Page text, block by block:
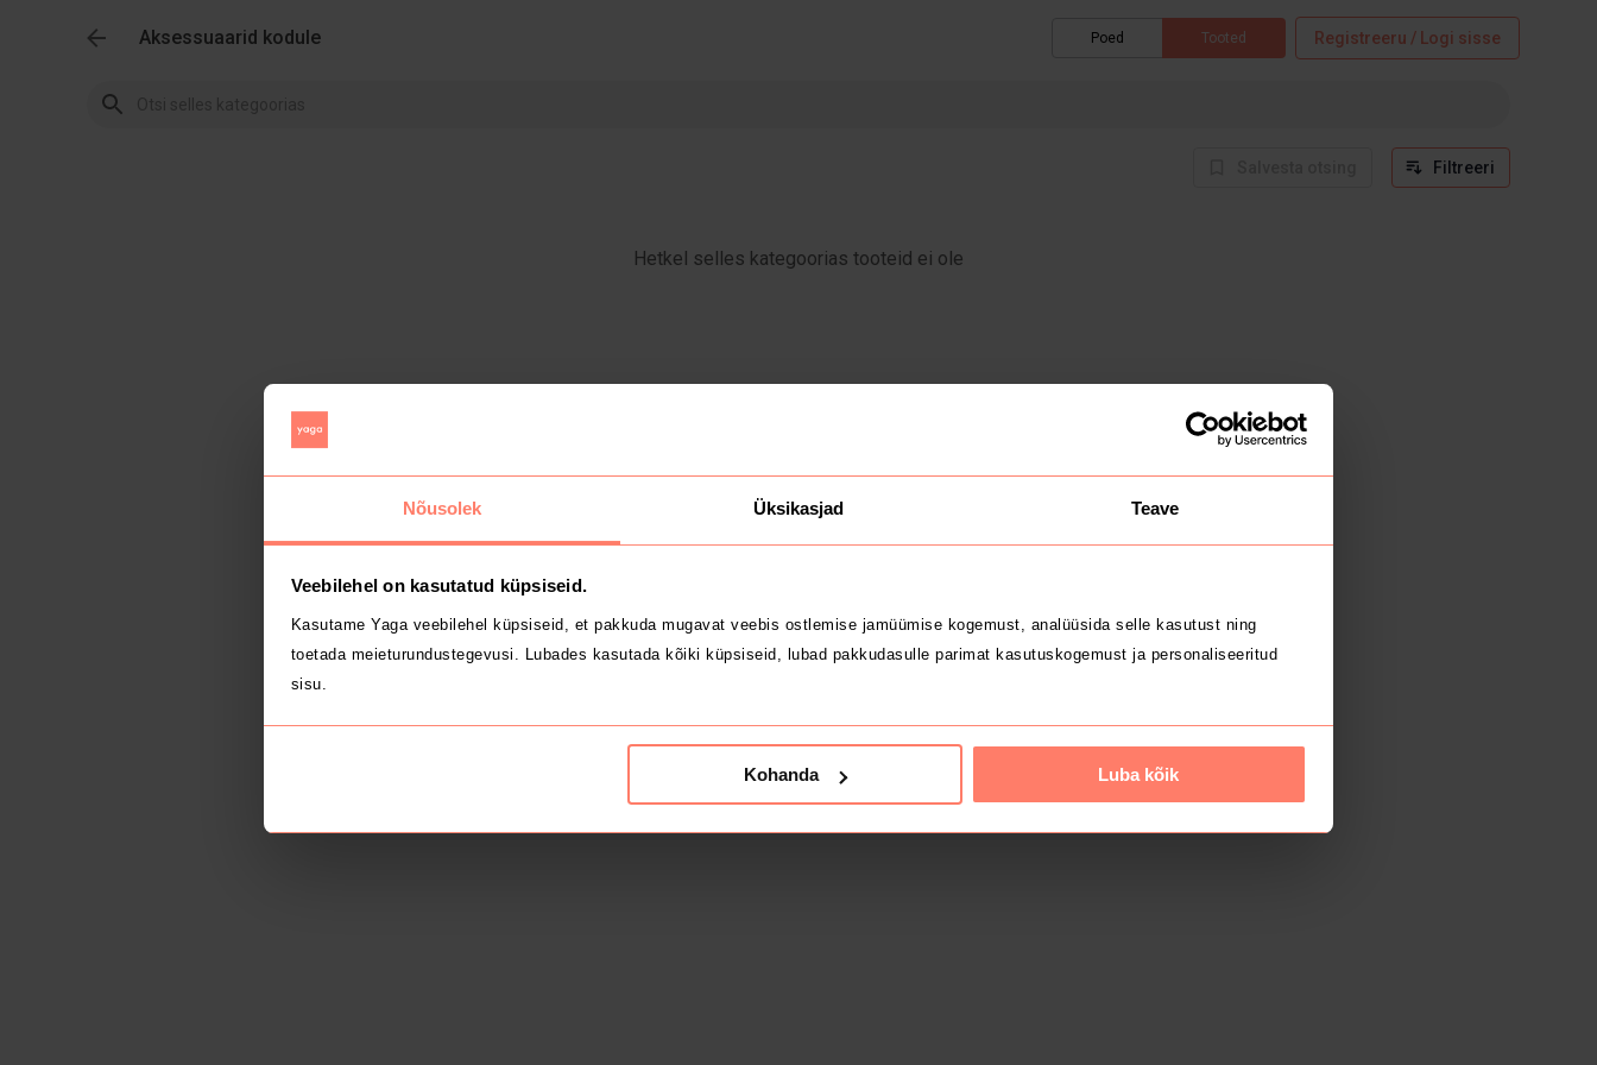
Nõusolek Üksikasjad Teave
Veebilehel on kasutatud küpsiseid.
Kasutame Yaga veebilehel küpsiseid, et pakkuda mugavat veebis ostlemise jamüümise kogemust, analüüsida selle kasutust ning
toetada meieturundustegevusi. Lubades kasutada kõiki küpsiseid, lubad pakkudasulle parimat kasutuskogemust ja personaliseeritud
sisu.
Kohanda Luba kõik
Aksessuaarid kodule Poed Tooted Registreeru / Logi sisse
Filtreeri
Hetkel selles kategoorias tooteid ei ole